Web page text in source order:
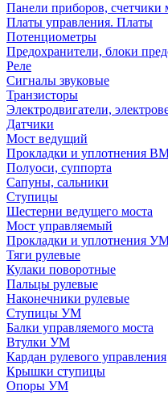
Панели приборов, счетчики
Платы управления. Платы
Потенциометры
Предохранители, блоки
Реле
Сигналы звуковые
Транзисторы
Электродвигатели,
Датчики
Мост ведущий
Прокладки и уплотнения
Полуоси, суппорта
Сапуны, сальники
Ступицы
Шестерни ведущего моста
Мост управляемый
Прокладки и уплотнения
Тяги рулевые
Кулаки поворотные
Пальцы рулевые
Наконечники рулевые
Ступицы УМ
Балки управляемого моста
Втулки УМ
Кардан рулевого управления
Крышки ступицы
Опоры УМ